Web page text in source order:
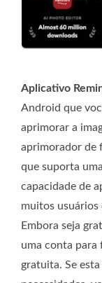
Aplicativo
Android que
aprimorar a
aprimorador de
que suporta
capacidade de
muitos
Embora seja
uma conta para
gratuita. Se